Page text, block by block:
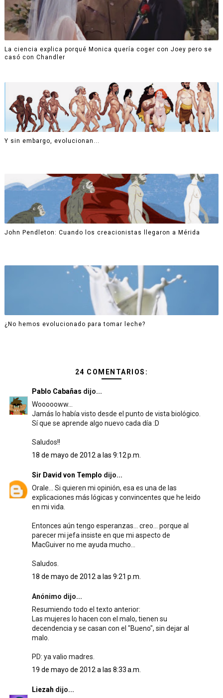
La ciencia explica porqué Monica quería coger con Joey pero se
casó con Chandler
Y sin embargo, evolucionan...
John Pendleton: Cuando los creacionistas llegaron a Mérida
¿No hemos evolucionado para tomar leche?
24 COMENTARIOS:
Pablo Cabañas dijo...
Woooooww...
Jamás lo había visto desde el punto de vista biológico.
Sí que se aprende algo nuevo cada día :D
Saludos!!
18 de mayo de 2012 a las 9:12 p.m.
Sir David von Templo dijo...
Orale... Si quieren mi opinión, esa es una de las
explicaciones más lógicas y convincentes que he leido
en mi vida.
Entonces aún tengo esperanzas... creo... porque al
parecer mi jefa insiste en que mi aspecto de
MacGuiver no me ayuda mucho...
Saludos.
18 de mayo de 2012 a las 9:21 p.m.
Anónimo dijo...
Resumiendo todo el texto anterior:
Las mujeres lo hacen con el malo, tienen su
decendencia y se casan con el "Bueno", sin dejar al
malo.
PD: ya valio madres.
19 de mayo de 2012 a las 8:33 a.m.
Liezah dijo...